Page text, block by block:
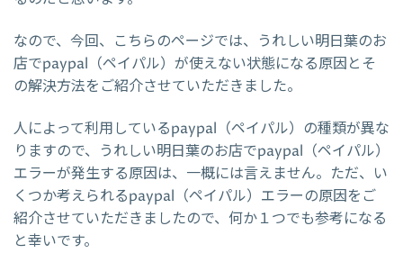
なので、今回、こちらのページでは、うれしい明日葉のお
店でpaypal（ペイパル）が使えない状態になる原因とそ
の解決方法をご紹介させていただきました。
人によって利用しているpaypal（ペイパル）の種類が異な
りますので、うれしい明日葉のお店でpaypal（ペイパル）
エラーが発生する原因は、一概には言えません。ただ、い
くつか考えられるpaypal（ペイパル）エラーの原因をご
紹介させていただきましたので、何か１つでも参考になる
と幸いです。